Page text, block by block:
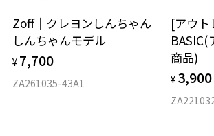
※柄や色味の出方に個体差があり、画像と異なる
Zoff｜AOI IHARA ページをみる
仕上がり寸法
D 仕上がりの横幅：約144mm
安心2 視力測定無料
視力の変化を早めに発見するために、
力測定をおすすめいたします。
安心3 かかり具合調整無料
オンラインストアでフレームのみ購入して
実店舗で度付きにできます
ご購入時に「レンズ交換券」をお選びいた
度数を測定のうえ、度付きレンズ（標準セ
Zoff｜クレヨンしんちゃん
しんちゃんモデル
¥ 7,700
ZA261035-43A1
[アウト
商品)
¥ 3,900